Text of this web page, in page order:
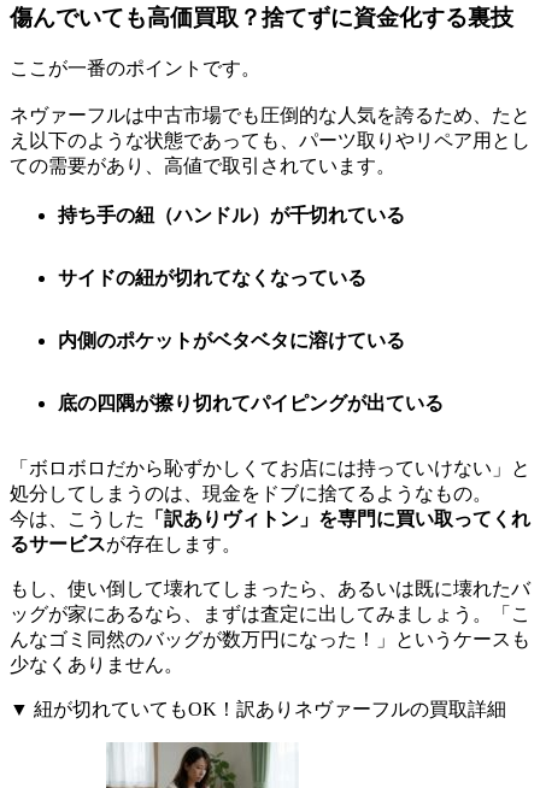
傷んでいても高価買取？捨てずに資金化する裏技
ここが一番のポイントです。
ネヴァーフルは中古市場でも圧倒的な人気を誇るため、たと
え以下のような状態であっても、パーツ取りやリペア用とし
ての需要があり、高値で取引されています。
持ち手の紐（ハンドル）が千切れている
サイドの紐が切れてなくなっている
内側のポケットがベタベタに溶けている
底の四隅が擦り切れてパイピングが出ている
「ボロボロだから恥ずかしくてお店には持っていけない」と
処分してしまうのは、現金をドブに捨てるようなもの。
今は、こうした
「訳ありヴィトン」を専門に買い取ってくれ
るサービスが存在します。
もし、使い倒して壊れてしまったら、あるいは既に壊れたバ
ッグが家にあるなら、まずは査定に出してみましょう。「こ
んなゴミ同然のバッグが数万円になった！」というケースも
少なくありません。
▼ 紐が切れていてもOK！訳ありネヴァーフルの買取詳細